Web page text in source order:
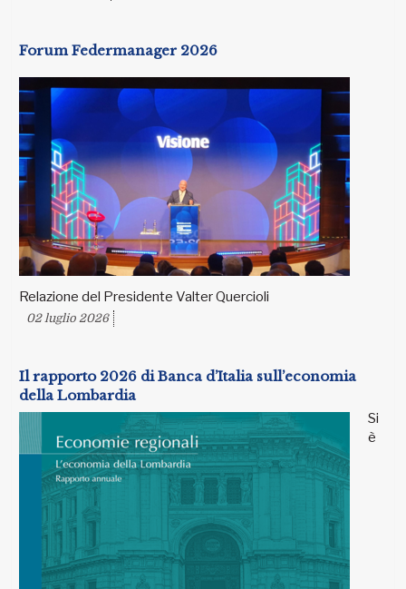
Forum Federmanager 2026
Relazione del Presidente Valter Quercioli
02 luglio 2026
Il rapporto 2026 di Banca d’Italia sull’economia
della Lombardia
Si
è